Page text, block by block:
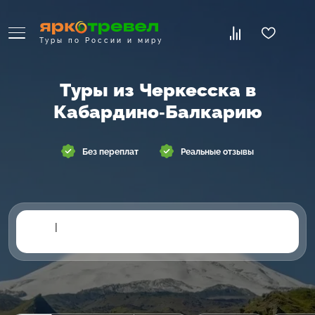
Туры по России и миру
Туры из Черкесска в
Кабардино-Балкарию
Без переплат Реальные отзывы
|